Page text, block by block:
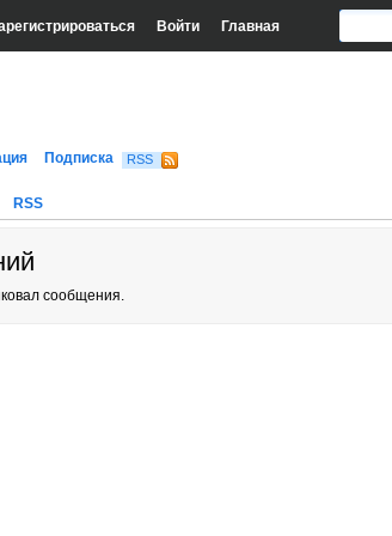
Войти Главная
Подписка RSS
RSS
сообщения.